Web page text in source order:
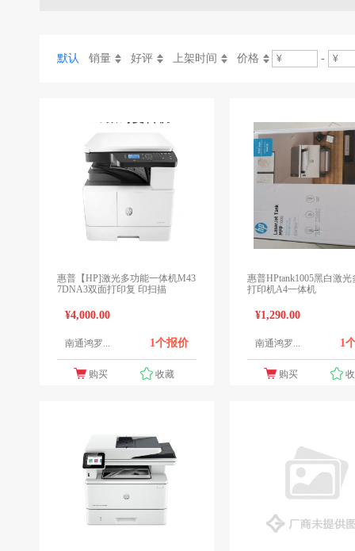
默认 销量 好评 上架时间 价格 -
惠普【HP]激光多功能一体机M43
7DNA3双面打印复 印扫描
¥4,000.00
南通鸿罗... 1个报价
购买 收藏
惠普HPtank1005黑白激光
打印机A4一体机
¥1,290.00
南通鸿罗... 1
购买